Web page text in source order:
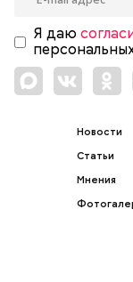
Я даю
Новости
Статьи
Мнения